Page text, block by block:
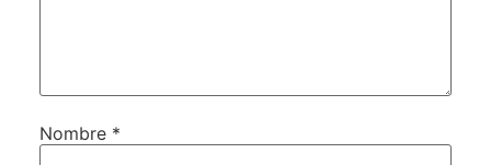
Nombre *